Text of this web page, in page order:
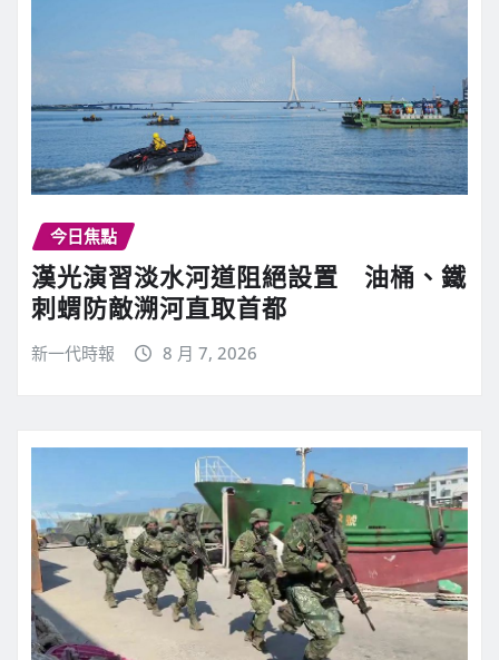
今日焦點
漢光演習淡水河道阻絕設置 油桶、鐵
刺蝟防敵溯河直取首都
新一代時報 8 月 7, 2026